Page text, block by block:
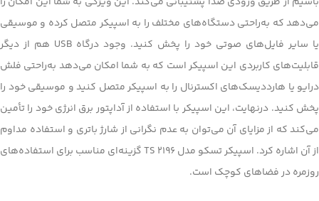
می‌دهد که به‌راحتی دستگاه‌های مختلف را به اسپیکر متصل کرده و موسیقی
یا سایر فایل‌های صوتی خود را پخش کنید. وجود درگاه USB هم از دیگر
قابلیت‌های کاربردی این اسپیکر است که به شما امکان می‌دهد به‌راحتی فلش
درایو یا هارددیسک‌های اکسترنال را به اسپیکر متصل کنید و موسیقی خود را
پخش کنید. درنهایت، این اسپیکر با استفاده از آداپتور برق انرژی خود را تأمین
می‌کند که از مزایای آن می‌توان به عدم نگرانی از شارژ باتری و استفاده مداوم
از آن اشاره کرد. اسپیکر تسکو مدل TS 2196 گزینه‌ای مناسب برای استفاده‌های
روزمره در فضاهای کوچک است.